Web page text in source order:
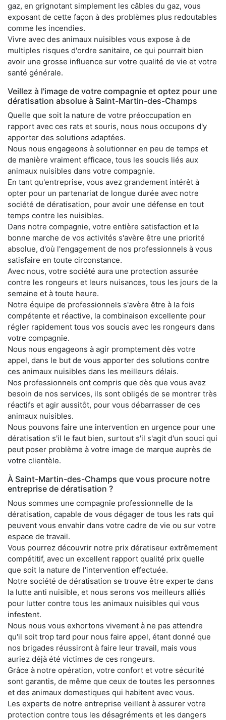
gaz, en grignotant simplement les câbles du gaz, vous
exposant de cette façon à des problèmes plus redoutables
comme les incendies.
Vivre avec des animaux nuisibles vous expose à de
multiples risques d'ordre sanitaire, ce qui pourrait bien
avoir une grosse influence sur votre qualité de vie et votre
santé générale.
Veillez à l'image de votre compagnie et optez pour une
dératisation absolue à Saint-Martin-des-Champs
Quelle que soit la nature de votre préoccupation en
rapport avec ces rats et souris, nous nous occupons d'y
apporter des solutions adaptées.
Nous nous engageons à solutionner en peu de temps et
de manière vraiment efficace, tous les soucis liés aux
animaux nuisibles dans votre compagnie.
En tant qu'entreprise, vous avez grandement intérêt à
opter pour un partenariat de longue durée avec notre
société de dératisation, pour avoir une défense en tout
temps contre les nuisibles.
Dans notre compagnie, votre entière satisfaction et la
bonne marche de vos activités s'avère être une priorité
absolue, d'où l'engagement de nos professionnels à vous
satisfaire en toute circonstance.
Avec nous, votre société aura une protection assurée
contre les rongeurs et leurs nuisances, tous les jours de la
semaine et à toute heure.
Notre équipe de professionnels s'avère être à la fois
compétente et réactive, la combinaison excellente pour
régler rapidement tous vos soucis avec les rongeurs dans
votre compagnie.
Nous nous engageons à agir promptement dès votre
appel, dans le but de vous apporter des solutions contre
ces animaux nuisibles dans les meilleurs délais.
Nos professionnels ont compris que dès que vous avez
besoin de nos services, ils sont obligés de se montrer très
réactifs et agir aussitôt, pour vous débarrasser de ces
animaux nuisibles.
Nous pouvons faire une intervention en urgence pour une
dératisation s'il le faut bien, surtout s'il s'agit d'un souci qui
peut poser problème à votre image de marque auprès de
votre clientèle.
À Saint-Martin-des-Champs que vous procure notre
entreprise de dératisation ?
Nous sommes une compagnie professionnelle de la
dératisation, capable de vous dégager de tous les rats qui
peuvent vous envahir dans votre cadre de vie ou sur votre
espace de travail.
Vous pourrez découvrir notre prix dératiseur extrêmement
compétitif, avec un excellent rapport qualité prix quelle
que soit la nature de l'intervention effectuée.
Notre société de dératisation se trouve être experte dans
la lutte anti nuisible, et nous serons vos meilleurs alliés
pour lutter contre tous les animaux nuisibles qui vous
infestent.
Nous nous vous exhortons vivement à ne pas attendre
qu'il soit trop tard pour nous faire appel, étant donné que
nos brigades réussiront à faire leur travail, mais vous
auriez déjà été victimes de ces rongeurs.
Grâce à notre opération, votre confort et votre sécurité
sont garantis, de même que ceux de toutes les personnes
et des animaux domestiques qui habitent avec vous.
Les experts de notre entreprise veillent à assurer votre
protection contre tous les désagréments et les dangers